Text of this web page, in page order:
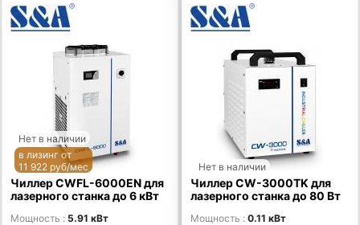
Нет в наличии
в лизинг от
11 922 руб/мес
Чиллер CWFL-6000EN для
лазерного станка до 6 кВт
Мощность
5.91 кВт
Нет в наличии
Чиллер CW-3000TK для
лазерного станка до 80 Вт
Мощность
0.11 кВт